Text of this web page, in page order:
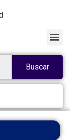
Buscar